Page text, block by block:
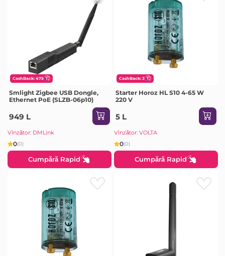
CashBack: 475
Smlight Zigbee USB Dongle,
Ethernet PoE (SLZB-06p10)
949 L
Vînzător: DMLink
0(0)
Cumpără Rapid
CashBack: 3
Starter Horoz HL S10 4-65 W
220 V
5 L
Vînzător: VOLTA
0(0)
Cumpără Rapid